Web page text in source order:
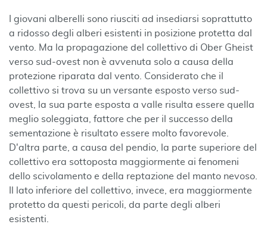
I giovani alberelli sono riusciti ad insediarsi soprattutto
a ridosso degli alberi esistenti in posizione protetta dal
vento. Ma la propagazione del collettivo di Ober Gheist
verso sud-ovest non è avvenuta solo a causa della
protezione riparata dal vento. Considerato che il
collettivo si trova su un versante esposto verso sud-
ovest, la sua parte esposta a valle risulta essere quella
meglio soleggiata, fattore che per il successo della
sementazione è risultato essere molto favorevole.
D'altra parte, a causa del pendio, la parte superiore del
collettivo era sottoposta maggiormente ai fenomeni
dello scivolamento e della reptazione del manto nevoso.
Il lato inferiore del collettivo, invece, era maggiormente
protetto da questi pericoli, da parte degli alberi
esistenti.